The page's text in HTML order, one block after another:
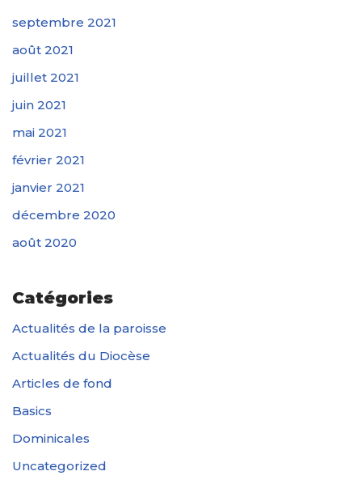
septembre 2021
août 2021
juillet 2021
juin 2021
mai 2021
février 2021
janvier 2021
décembre 2020
août 2020
Catégories
Actualités de la paroisse
Actualités du Diocèse
Articles de fond
Basics
Dominicales
Uncategorized